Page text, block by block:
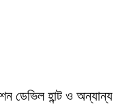
ডেভিল হান্ট ও অন্যান্য